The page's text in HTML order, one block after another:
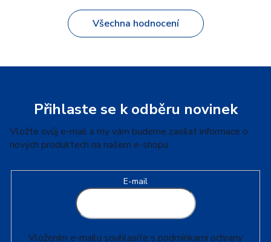
Všechna hodnocení
Přihlaste se k odběru novinek
Vložte svůj e-mail a my vám budeme zasílat informace o
nových produktech na našem e-shopu.
E-mail
Vložením e-mailu souhlasíte s podmínkami ochrany